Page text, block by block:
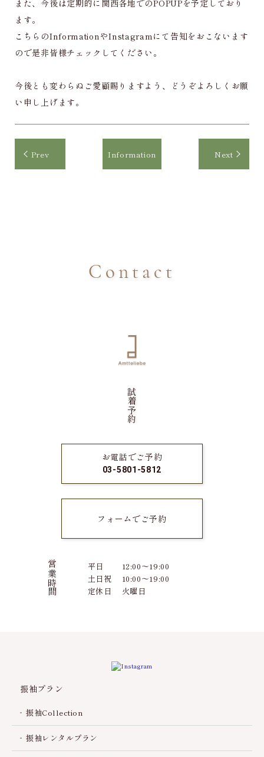
また、今後は定期的に関西各地でのPOPUPを予定しており
ます。
こちらのInformationやInstagramにて告知をおこないます
ので是非皆様チェックしてください。
今後とも変わらぬご愛顧賜りますよう、どうぞよろしくお願
い申し上げます。
Prev Information Next
Contact
試着予約
お電話でご予約
03-5801-5812
フォームでご予約
営業時間 平日
12:00～19:00
土日祝
10:00～19:00
定休日
火曜日
振袖プラン
振袖Collection
振袖レンタルプラン